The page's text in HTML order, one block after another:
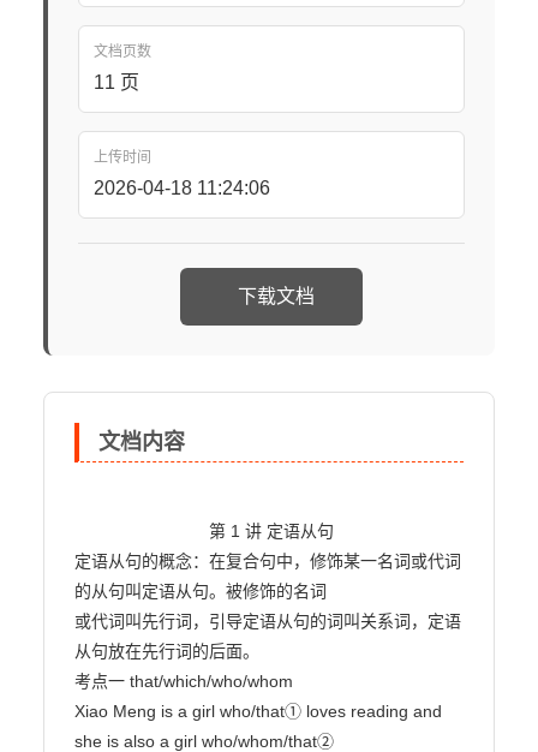
文档页数
11 页
上传时间
2026-04-18 11:24:06
下载文档
文档内容